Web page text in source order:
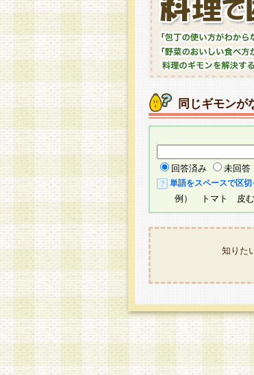
同じギモンが
回答済み 未回答
単語をスペースで区切
例） トマト 皮む
知りた